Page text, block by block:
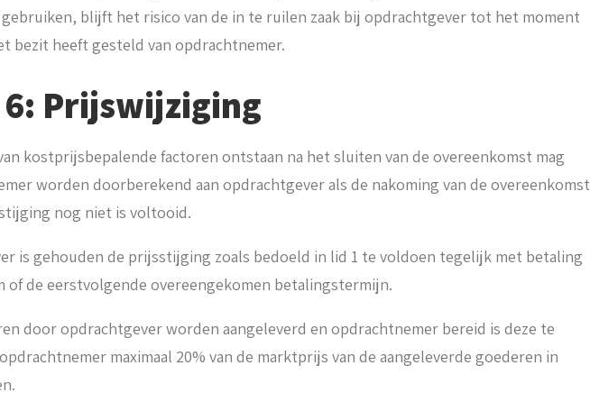
blijft het risico van de in te ruilen zaak bij opdrachtgever tot het moment
bezit heeft gesteld van opdrachtnemer.
Prijswijziging
kostprijsbepalende factoren ontstaan na het sluiten van de overeenkomst mag
worden doorberekend aan opdrachtgever als de nakoming van de overeenkomst
nog niet is voltooid.
is gehouden de prijsstijging zoals bedoeld in lid 1 te voldoen tegelijk met betaling
of de eerstvolgende overeengekomen betalingstermijn.
door opdrachtgever worden aangeleverd en opdrachtnemer bereid is deze te
maximaal 20% van de marktprijs van de aangeleverde goederen in